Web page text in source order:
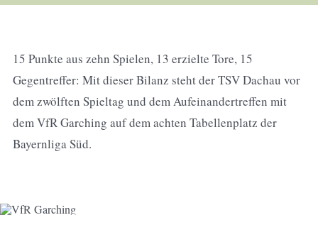
15 Punkte aus zehn Spielen, 13 erzielte Tore, 15
Gegentreffer: Mit dieser Bilanz steht der TSV Dachau vor
dem zwölften Spieltag und dem Aufeinandertreffen mit
dem VfR Garching auf dem achten Tabellenplatz der
Bayernliga Süd.